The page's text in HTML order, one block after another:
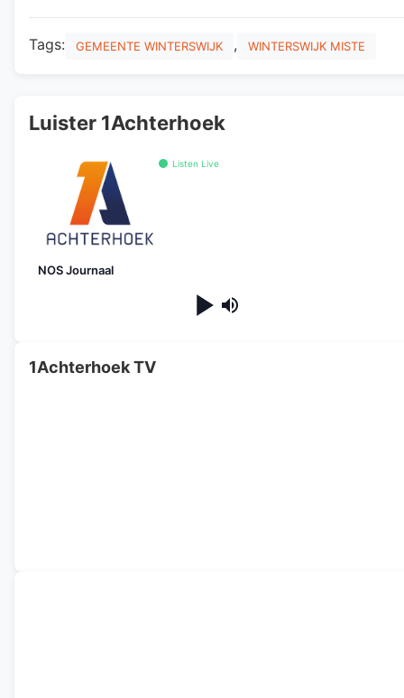
Tags: GEMEENTE WINTERSWIJK , WINTERSWIJK MISTE
Luister 1Achterhoek
Listen Live
NOS Journaal
1Achterhoek TV